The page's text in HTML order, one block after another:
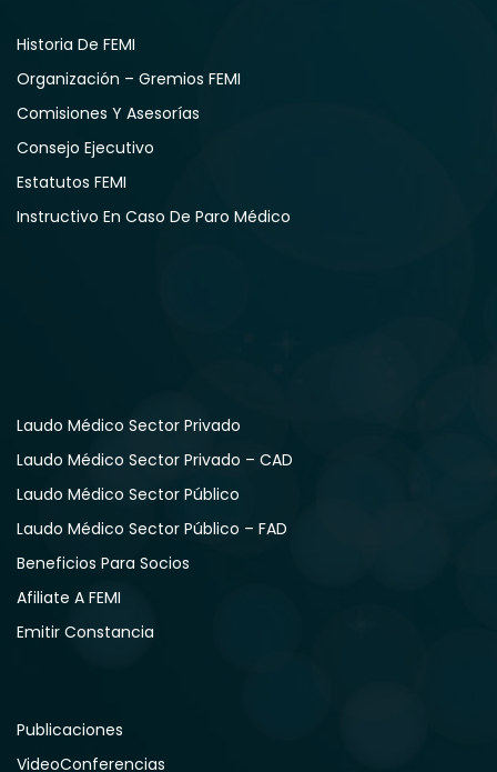
Historia De FEMI
Organización – Gremios FEMI
Comisiones Y Asesorías
Consejo Ejecutivo
Estatutos FEMI
Instructivo En Caso De Paro Médico
Laudo Médico Sector Privado
Laudo Médico Sector Privado – CAD
Laudo Médico Sector Público
Laudo Médico Sector Público – FAD
Beneficios Para Socios
Afiliate A FEMI
Emitir Constancia
Publicaciones
VideoConferencias